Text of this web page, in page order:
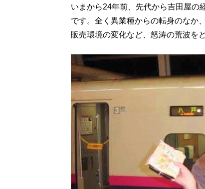
いまから24年前、先代から吉田屋の
です。全く異業種からの転身のなか
販売環境の変化など、怒涛の荒波を